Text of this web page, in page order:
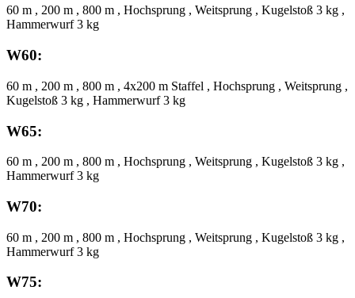
60 m , 200 m , 800 m , Hochsprung , Weitsprung , Kugelstoß 3 kg ,
Hammerwurf 3 kg
W60:
60 m , 200 m , 800 m , 4x200 m Staffel , Hochsprung , Weitsprung ,
Kugelstoß 3 kg , Hammerwurf 3 kg
W65:
60 m , 200 m , 800 m , Hochsprung , Weitsprung , Kugelstoß 3 kg ,
Hammerwurf 3 kg
W70:
60 m , 200 m , 800 m , Hochsprung , Weitsprung , Kugelstoß 3 kg ,
Hammerwurf 3 kg
W75: